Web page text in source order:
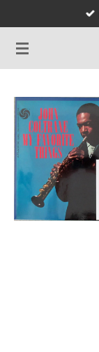
naar
de